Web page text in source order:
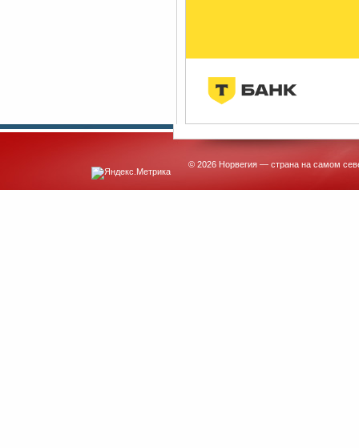
© 2026 Норвегия — страна на самом